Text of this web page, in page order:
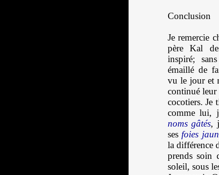
Conclusion
Je remercie
père Kal
inspiré;
émaillé de
vu le jour et
continué leur
cocotiers.
comme lui,
noms gâtés,
ses foies
la différence
prends soin
soleil, sous